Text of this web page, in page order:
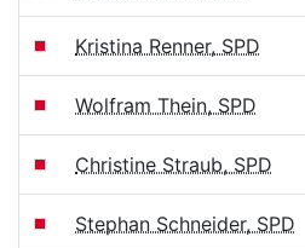
Kristina Renner, SPD
Wolfram Thein, SPD
Christine Straub, SPD
Stephan Schneider, SPD